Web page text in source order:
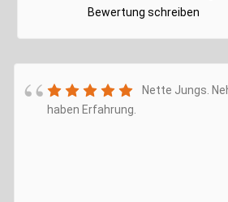
Bewertung schreiben
Nette Jungs.
haben Erfahrung.